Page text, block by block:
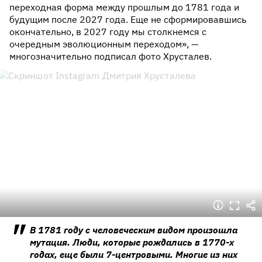
переходная форма между прошлым до 1781 года и
будущим после 2027 года. Еще не сформировавшись
окончательно, в 2027 году мы столкнемся с
очередным эволюционным переходом», —
многозначительно подписал фото Хрусталев.
В 1781 году с человеческим видом произошла
мутация. Люди, которые рождались в 1770-х
годах, еще были 7-центровыми. Многие из них